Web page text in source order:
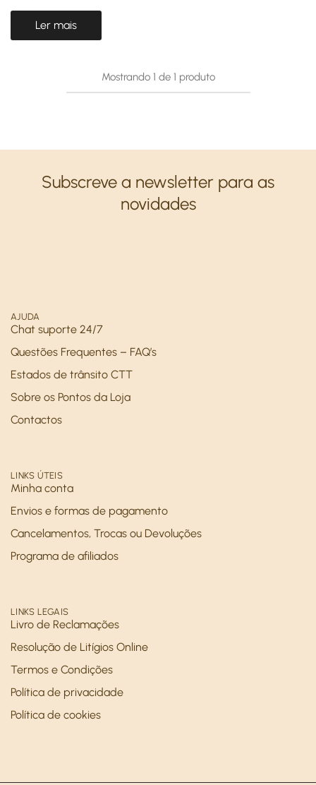
Ler mais
Mostrando1 de 1 produto
Subscreve a newsletter para as
novidades
AJUDA
Chat suporte 24/7
Questões Frequentes – FAQ’s
Estados de trânsito CTT
Sobre os Pontos da Loja
Contactos
LINKS ÚTEIS
Minha conta
Envios e formas de pagamento
Cancelamentos, Trocas ou Devoluções
Programa de afiliados
LINKS LEGAIS
Livro de Reclamações
Resolução de Litígios Online
Termos e Condições
Política de privacidade
Política de cookies